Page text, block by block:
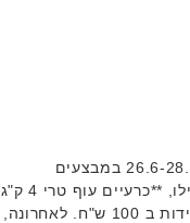
רשת חביב סוגרת את הסוף שבוע 26.6-28.6.2024 במבצעים
מיוחדים. לדוגמא: **אבטיח 2.90 ש"ח לקילו, **כרעיים עוף טרי 4 ק"ג
ב100 ש"ח, ***חיתולי האגיס פרידום 3 יחידות ב 100 ש"ח. לאחרונה,